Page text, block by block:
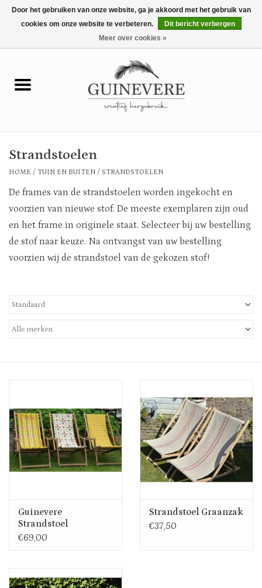
0 Artikelen - €0,00
Meubels
Tuin en buiten
Keuken
Mode
Uitverkocht
Nieuw
Zomer
Strandstoelen
HOME / TUIN EN BUITEN / STRANDSTOELEN
De frames van de strandstoelen worden ingekocht en
voorzien van nieuwe stof. De meeste exemplaren zijn oud
en het frame in originele staat. Selecteer bij uw bestelling
de stof naar keuze. Na ontvangst van uw bestelling
voorzien wij de strandstoel van de gekozen stof!
Guinevere
Strandstoel
Zandvoort
€69,00
Strandstoel Graanzak
€37,50
Door het gebruiken van onze website, ga je akkoord met het gebruik van
cookies om onze website te verbeteren.
Dit bericht verbergen
Meer over cookies »